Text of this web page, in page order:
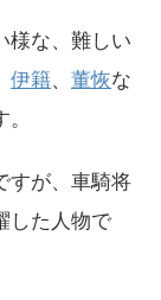
様な、難しい
伊籍、 董恢な
すが、車騎将
した人物で